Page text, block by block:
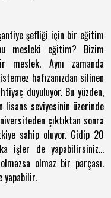
şefliği için bir eğitim
mesleki eğitim? Bizim
meslek. Aynı zamanda
hafızanızdan silinen
duyuluyor. Bu yüzden,
seviyesinin üzerinde
çıktıktan sonra
sahip oluyor. Gidip 20
işler de yapabilirsiniz...
olmaz bir parçası.
yapabilir.